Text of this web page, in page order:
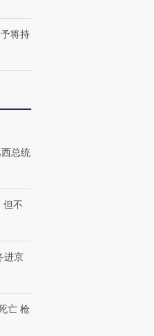
机”？难民潮撕裂西班牙
CFO：不靠规模取胜，华
将持
总统
但不
进京
亡 枪